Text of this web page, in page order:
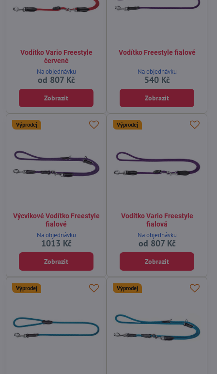
Vodítko Vario Freestyle
červené
Na objednávku
od 807 Kč
Zobrazit
Vodítko Freestyle fialové
Na objednávku
540 Kč
Zobrazit
Výprodej
Výcvikové Vodítko Freestyle
fialové
Na objednávku
1013 Kč
Zobrazit
Výprodej
Vodítko Vario Freestyle
fialová
Na objednávku
od 807 Kč
Zobrazit
Výprodej Výprodej